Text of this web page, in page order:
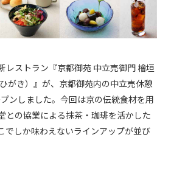
レストラン『京都御苑 中立売御門 檜垣
がき）』が、京都御苑内の中立売休憩
ンしました。今回は京の伝統食材を用
との協業による抹茶・珈琲を活かした
でしか味わえないラインアップが並び